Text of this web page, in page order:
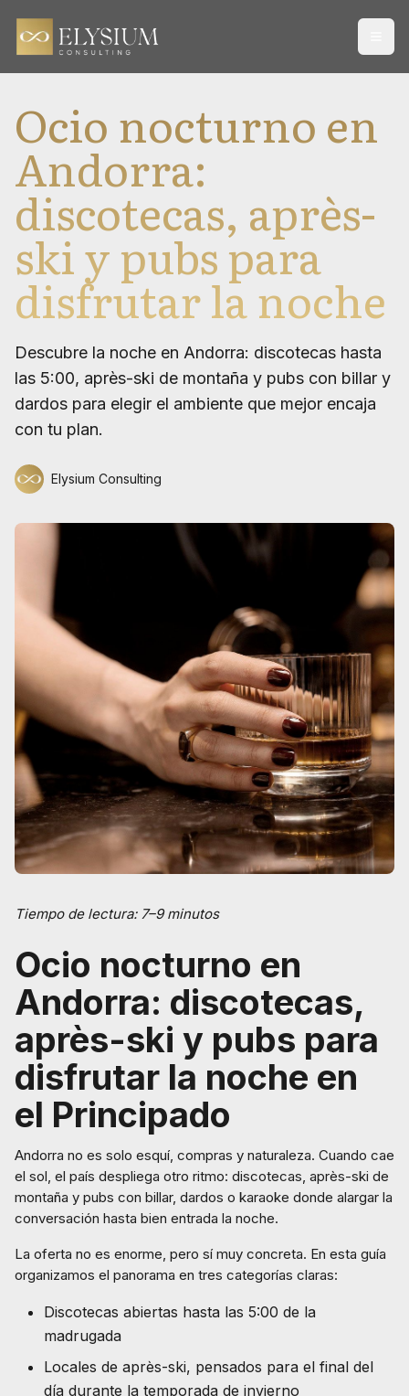
Ocio nocturno en
Andorra:
discotecas, après-
ski y pubs para
disfrutar la noche
Descubre la noche en Andorra: discotecas hasta
las 5:00, après-ski de montaña y pubs con billar y
dardos para elegir el ambiente que mejor encaja
con tu plan.
Elysium Consulting
Tiempo de lectura: 7–9 minutos
Ocio nocturno en
Andorra: discotecas,
après-ski y pubs para
disfrutar la noche en
el Principado
Andorra no es solo esquí, compras y naturaleza. Cuando cae
el sol, el país despliega otro ritmo: discotecas, après-ski de
montaña y pubs con billar, dardos o karaoke donde alargar la
conversación hasta bien entrada la noche.
La oferta no es enorme, pero sí muy concreta. En esta guía
organizamos el panorama en tres categorías claras:
Discotecas abiertas hasta las 5:00 de la
madrugada
Locales de après-ski, pensados para el final del
día durante la temporada de invierno